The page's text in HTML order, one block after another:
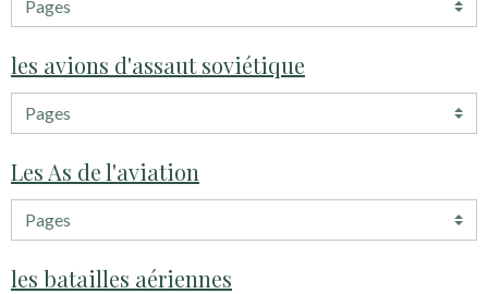
les avions d'assaut soviétique
Les As de l'aviation
les batailles aériennes